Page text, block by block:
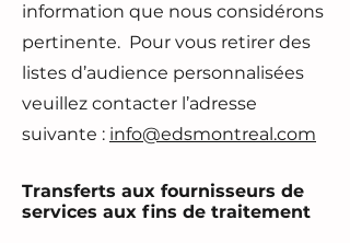
information que nous considérons
pertinente. Pour vous retirer des
listes d’audience personnalisées
veuillez contacter l’adresse
suivante : info@edsmontreal.com
Transferts aux fournisseurs de
services aux fins de traitement